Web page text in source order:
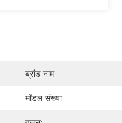
ब्रांड नाम
मॉडल संख्या